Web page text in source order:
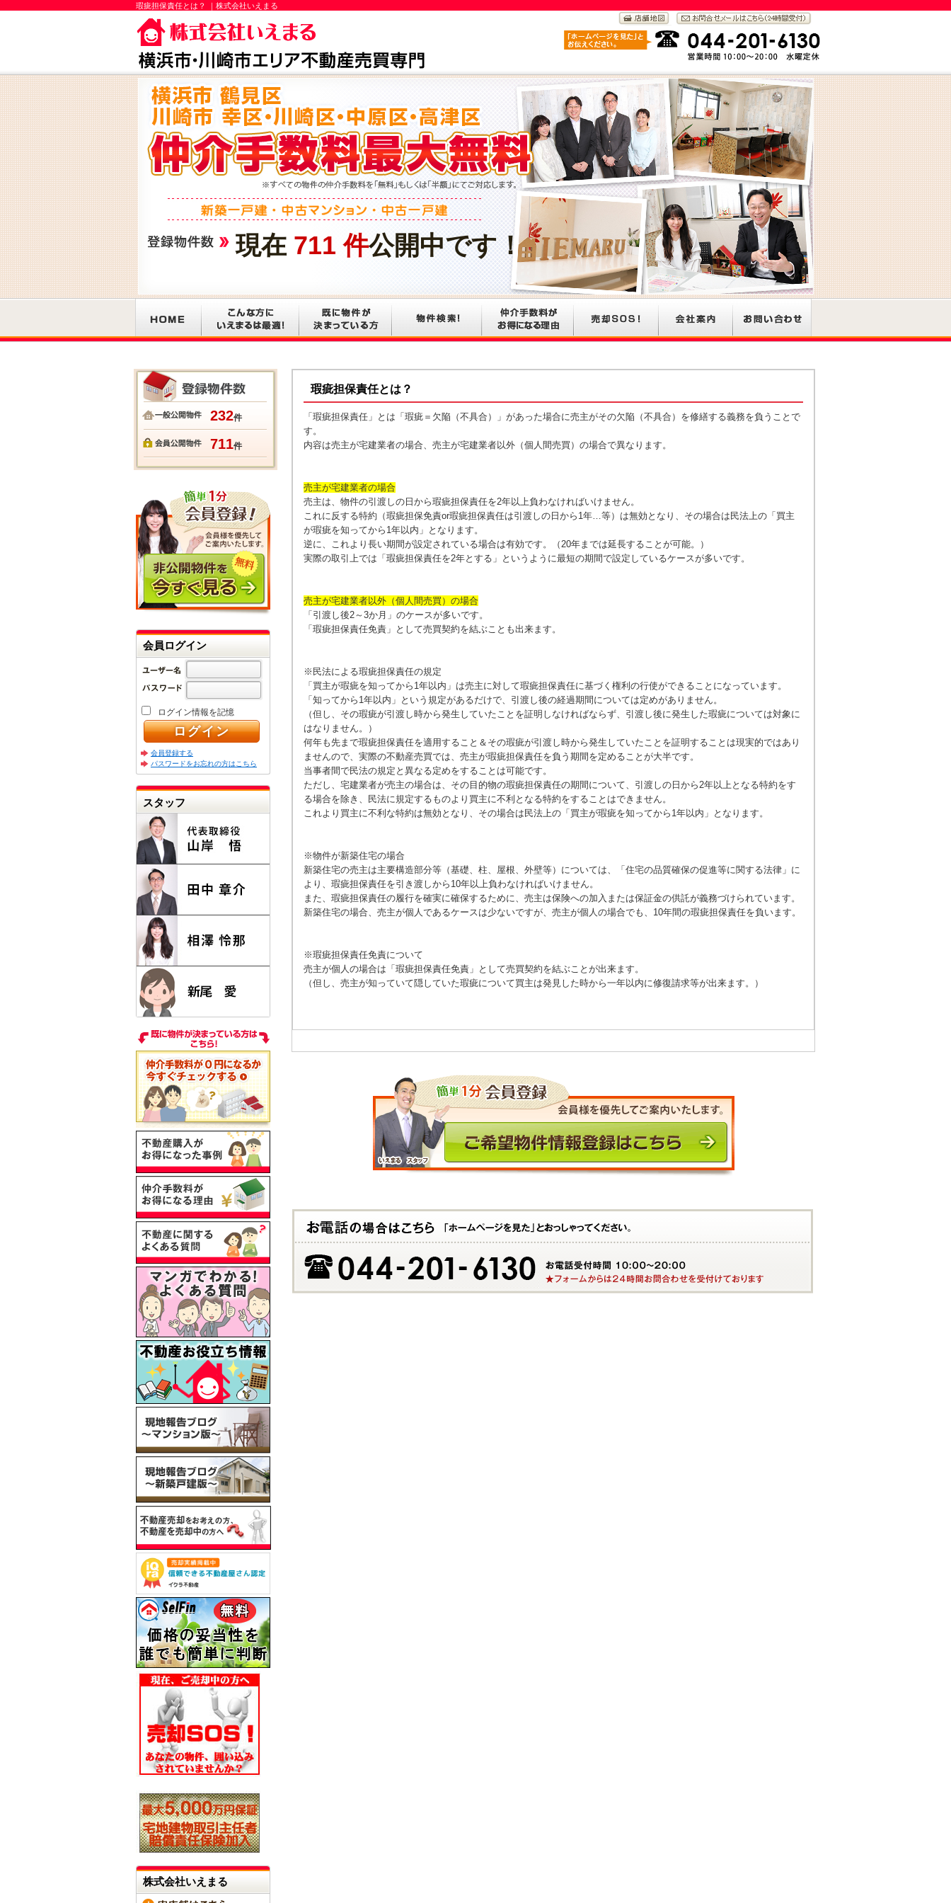
瑕疵担保責任とは？ ｜株式会社いえまる
現在 711 件公開中です！
瑕疵担保責任とは？
「瑕疵担保責任」とは「瑕疵＝欠陥（不具合）」があった場合に売主がその欠陥（不具合）を修繕する義務を負うことで
す。
内容は売主が宅建業者の場合、売主が宅建業者以外（個人間売買）の場合で異なります。
売主が宅建業者の場合
売主は、物件の引渡しの日から瑕疵担保責任を2年以上負わなければいけません。
これに反する特約（瑕疵担保免責or瑕疵担保責任は引渡しの日から1年…等）は無効となり、その場合は民法上の「買主
が瑕疵を知ってから1年以内」となります。
逆に、これより長い期間が設定されている場合は有効です。（20年までは延長することが可能。）
実際の取引上では「瑕疵担保責任を2年とする」というように最短の期間で設定しているケースが多いです。
売主が宅建業者以外（個人間売買）の場合
「引渡し後2～3か月」のケースが多いです。
「瑕疵担保責任免責」として売買契約を結ぶことも出来ます。
※民法による瑕疵担保責任の規定
「買主が瑕疵を知ってから1年以内」は売主に対して瑕疵担保責任に基づく権利の行使ができることになっています。
「知ってから1年以内」という規定があるだけで、引渡し後の経過期間については定めがありません。
（但し、その瑕疵が引渡し時から発生していたことを証明しなければならず、引渡し後に発生した瑕疵については対象に
はなりません。）
何年も先まで瑕疵担保責任を適用すること＆その瑕疵が引渡し時から発生していたことを証明することは現実的ではあり
ませんので、実際の不動産売買では、売主が瑕疵担保責任を負う期間を定めることが大半です。
当事者間で民法の規定と異なる定めをすることは可能です。
ただし、宅建業者が売主の場合は、その目的物の瑕疵担保責任の期間について、引渡しの日から2年以上となる特約をす
る場合を除き、民法に規定するものより買主に不利となる特約をすることはできません。
これより買主に不利な特約は無効となり、その場合は民法上の「買主が瑕疵を知ってから1年以内」となります。
※物件が新築住宅の場合
新築住宅の売主は主要構造部分等（基礎、柱、屋根、外壁等）については、「住宅の品質確保の促進等に関する法律」に
より、瑕疵担保責任を引き渡しから10年以上負わなければいけません。
また、瑕疵担保責任の履行を確実に確保するために、売主は保険への加入または保証金の供託が義務づけられています。
新築住宅の場合、売主が個人であるケースは少ないですが、売主が個人の場合でも、10年間の瑕疵担保責任を負います。
※瑕疵担保責任免責について
売主が個人の場合は「瑕疵担保責任免責」として売買契約を結ぶことが出来ます。
（但し、売主が知っていて隠していた瑕疵について買主は発見した時から一年以内に修復請求等が出来ます。）
232件
711件
会員ログイン
ログイン情報を記憶
会員登録する
パスワードをお忘れの方はこちら
スタッフ
株式会社いえまる